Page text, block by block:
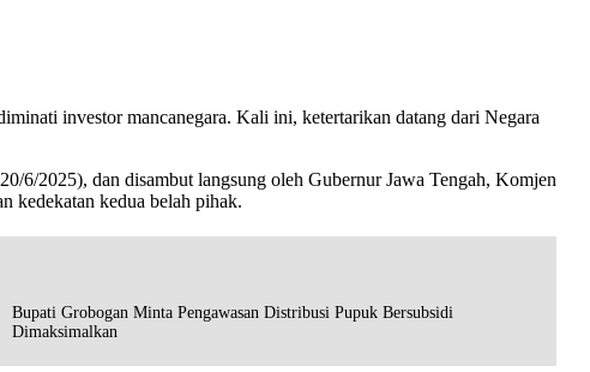
investor mancanegara. Kali ini, ketertarikan datang dari Negara
6/2025), dan disambut langsung oleh Gubernur Jawa Tengah, Komjen
kedekatan kedua belah pihak.
Bupati Grobogan Minta Pengawasan Distribusi Pupuk Bersubsidi
Dimaksimalkan